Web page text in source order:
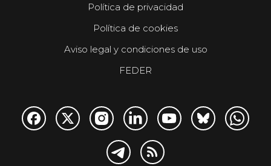
Política de privacidad
Política de cookies
Aviso legal y condiciones de uso
FEDER